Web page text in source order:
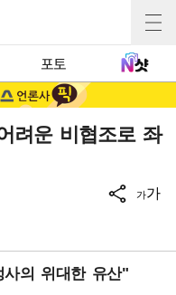
포토
려운 비협조로 좌
가가
의 위대한 유산"